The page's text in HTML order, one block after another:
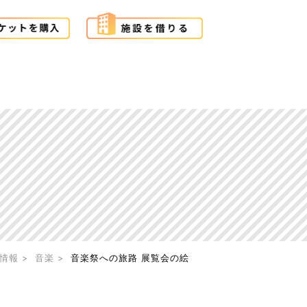
報 音楽 音楽祭への旅路 展覧会の絵